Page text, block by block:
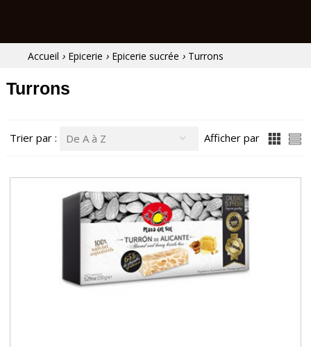
Accueil › Epicerie › Epicerie sucrée › Turrons
Turrons
Afficher par
Trier par : De A à Z